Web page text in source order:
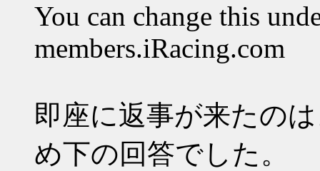
You can change this
members.iRacing.com
即座に返事が来たの
め下の回答でした。